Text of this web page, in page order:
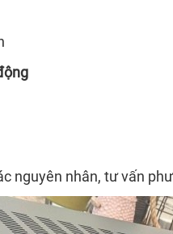
nguyên nhân, tư vấn